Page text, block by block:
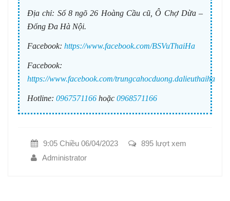
Địa chỉ: Số 8 ngõ 26 Hoàng Cầu cũ, Ô Chợ Dừa –
Đống Đa Hà Nội.
Facebook: https://www.facebook.com/BSVuThaiHa
Facebook:
https://www.facebook.com/trungcahocduong.dalieuthaiha
Hotline: 0967571166 hoặc 0968571166
9:05 Chiều 06/04/2023
895 lượt xem
Administrator